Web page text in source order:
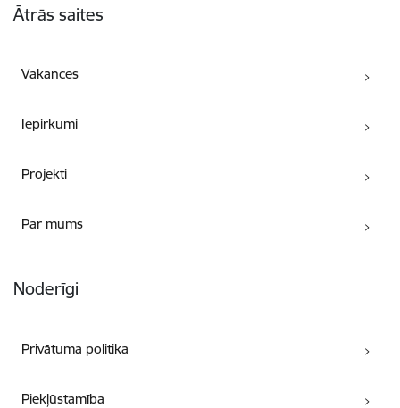
Ātrās saites
Vakances
Iepirkumi
Projekti
Par mums
Noderīgi
Privātuma politika
Piekļūstamība